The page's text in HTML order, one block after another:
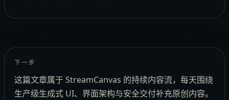
下一步
这篇文章属于 StreamCanvas 的持续内容流，每天围绕
生产级生成式 UI、界面架构与安全交付补充原创内容。